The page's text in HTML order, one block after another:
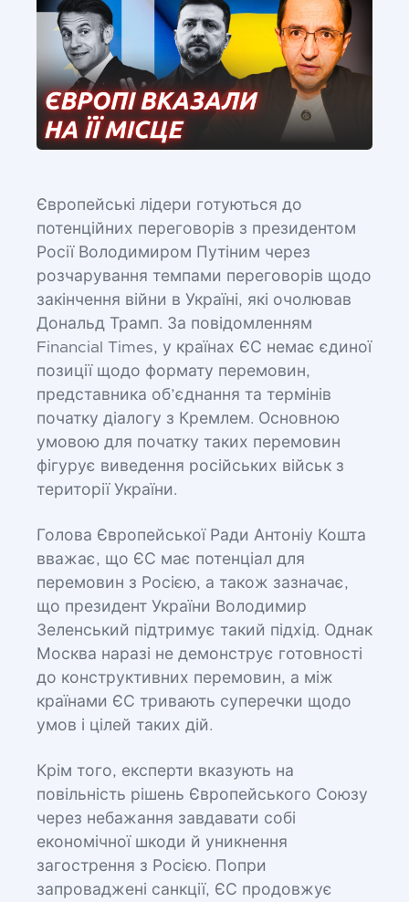
Європейські лідери готуються до
потенційних переговорів з президентом
Росії Володимиром Путіним через
розчарування темпами переговорів щодо
закінчення війни в Україні, які очолював
Дональд Трамп. За повідомленням
Financial Times, у країнах ЄС немає єдиної
позиції щодо формату перемовин,
представника об’єднання та термінів
початку діалогу з Кремлем. Основною
умовою для початку таких перемовин
фігурує виведення російських військ з
території України.
Голова Європейської Ради Антоніу Кошта
вважає, що ЄС має потенціал для
перемовин з Росією, а також зазначає,
що президент України Володимир
Зеленський підтримує такий підхід. Однак
Москва наразі не демонструє готовності
до конструктивних перемовин, а між
країнами ЄС тривають суперечки щодо
умов і цілей таких дій.
Крім того, експерти вказують на
повільність рішень Європейського Союзу
через небажання завдавати собі
економічної шкоди й уникнення
загострення з Росією. Попри
запроваджені санкції, ЄС продовжує